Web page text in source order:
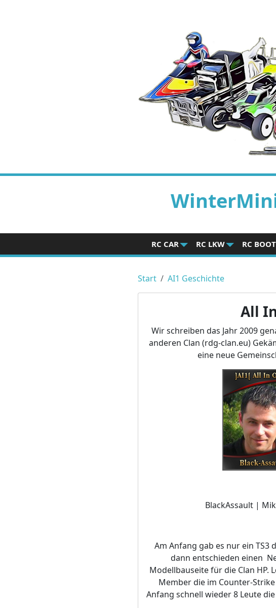
RC CAR RC LKW RC BOOT
Start AI1 Geschichte
All
Wir schreiben das Jahr 2009
anderen Clan (rdg-clan.eu)
eine neue
BlackAssault |
Am Anfang gab es nur ein TS3
dann entschieden einen
Modellbauseite für die Clan HP.
Member die im Counter-
Anfang schnell wieder 8 Leute